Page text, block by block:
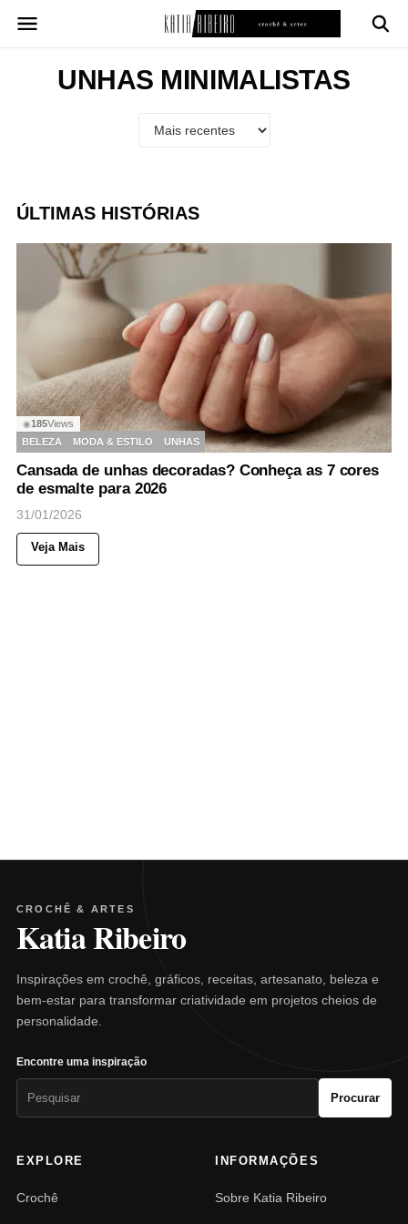
para
conteúdoUNHAS MINIMALISTAS
ÚLTIMAS HISTÓRIAS
◉185Views
BELEZA
MODA & ESTILO UNHAS
Cansada de unhas decoradas? Conheça as 7 cores
de esmalte para 2026
31/01/2026
Veja Mais
CROCHÊ & ARTES
Katia Ribeiro
Inspirações em crochê, gráficos, receitas, artesanato, beleza e
bem-estar para transformar criatividade em projetos cheios de
personalidade.
Encontre uma inspiração
Procurar
EXPLORE
Crochê
INFORMAÇÕES
Sobre Katia Ribeiro